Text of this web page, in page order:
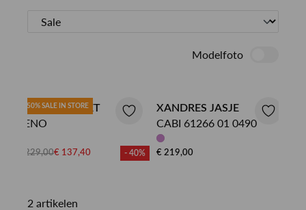
Modelfoto
50% SALE IN STORE
XANDRES GILET
BENO
€ 229,00€ 137,40 - 40%
XANDRES JASJE
CABI 61266 01 0490
€ 219,00
2 artikelen